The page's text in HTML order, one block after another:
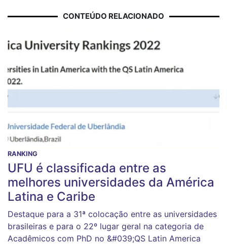
CONTEÚDO RELACIONADO
RANKING
UFU é classificada entre as
melhores universidades da América
Latina e Caribe
Destaque para a 31ª colocação entre as universidades
brasileiras e para o 22º lugar geral na categoria de
Acadêmicos com PhD no &#039;QS Latin America